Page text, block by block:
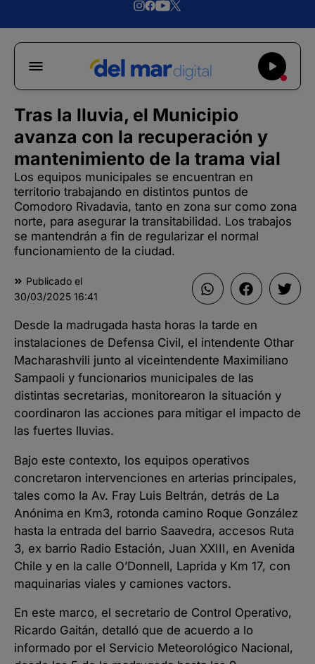
Tras la lluvia, el Municipio
avanza con la recuperación y
mantenimiento de la trama vial
Los equipos municipales se encuentran en
territorio trabajando en distintos puntos de
Comodoro Rivadavia, tanto en zona sur como zona
norte, para asegurar la transitabilidad. Los trabajos
se mantendrán a fin de regularizar el normal
funcionamiento de la ciudad.
Publicado el
30/03/2025 16:41
Desde la madrugada hasta horas la tarde en
instalaciones de Defensa Civil, el intendente Othar
Macharashvili junto al viceintendente Maximiliano
Sampaoli y funcionarios municipales de las
distintas secretarias, monitorearon la situación y
coordinaron las acciones para mitigar el impacto de
las fuertes lluvias.
Bajo este contexto, los equipos operativos
concretaron intervenciones en arterias principales,
tales como la Av. Fray Luis Beltrán, detrás de La
Anónima en Km3, rotonda camino Roque González
hasta la entrada del barrio Saavedra, accesos Ruta
3, ex barrio Radio Estación, Juan XXIII, en Avenida
Chile y en la calle O’Donnell, Laprida y Km 17, con
maquinarias viales y camiones vactors.
En este marco, el secretario de Control Operativo,
Ricardo Gaitán, detalló que de acuerdo a lo
informado por el Servicio Meteorológico Nacional,